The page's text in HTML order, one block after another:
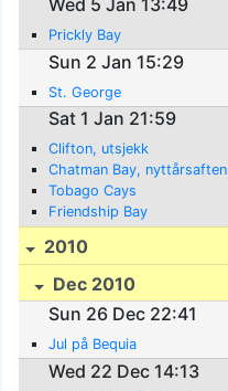
Prickly Bay
Sun 2 Jan 15:29
St. George
Sat 1 Jan 21:59
Clifton, utsjekk
Chatman Bay, nyttårsaften
Tobago Cays
Friendship Bay
2010
Dec 2010
Sun 26 Dec 22:41
Jul på Bequia
Wed 22 Dec 14:13